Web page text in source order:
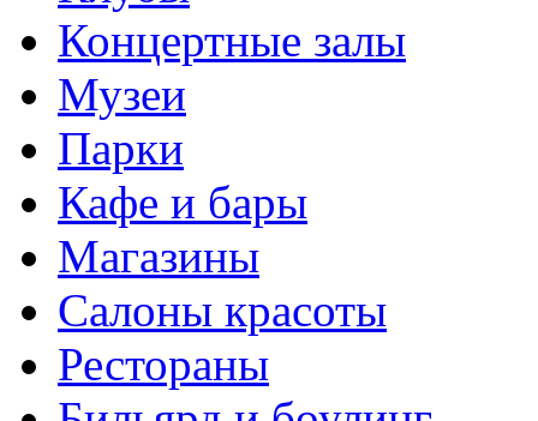
Концертные залы
Музеи
Парки
Кафе и бары
Магазины
Салоны красоты
Рестораны